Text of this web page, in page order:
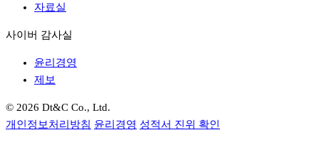
자료실
사이버 감사실
윤리경영
제보
© 2026 Dt&C Co., Ltd.
개인정보처리방침 윤리경영 성적서 진위 확인